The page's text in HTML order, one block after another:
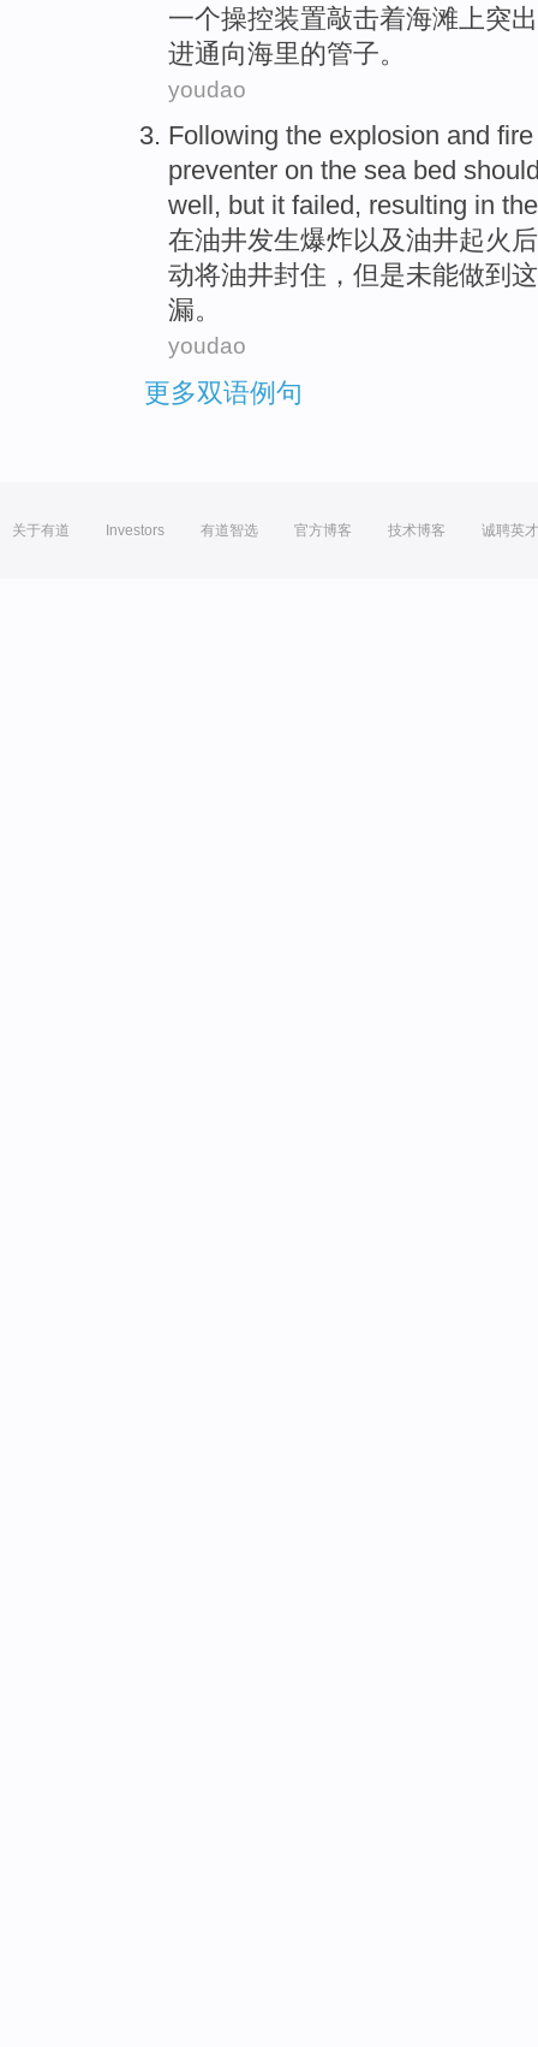
一个操控装置敲击着海滩 上突出
进通向海里的管子。
youdao
Following the explosion and fire
preventer on the seabed
well, but it failed, resulting in
在油井发生爆炸以及油井起火
动将油井封住 ， 但是未能做到
漏。
youdao
更多双语例句
关于有道 Investors 有道智选 官方博客 技术博客 诚聘英才